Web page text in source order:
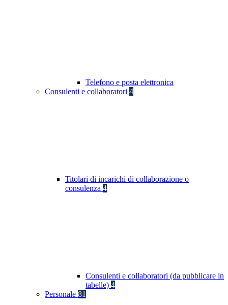
Telefono e posta elettronica
Consulenti e collaboratori 4
Titolari di incarichi di collaborazione o
consulenza 4
Consulenti e collaboratori (da pubblicare in
tabelle) 4
Personale 81